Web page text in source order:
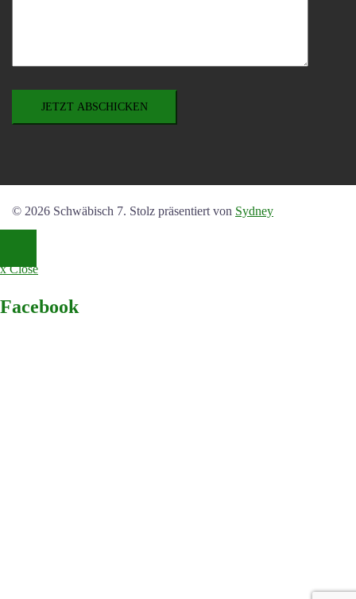
© 2026 Schwäbisch 7. Stolz präsentiert von Sydney
x Close
Facebook